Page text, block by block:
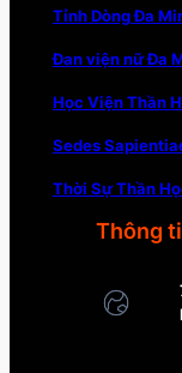
Tỉnh Dòng Đa
Đan viện nữ Đa
Học Viện Thần
Sedes
Thời Sự Thần
Thông